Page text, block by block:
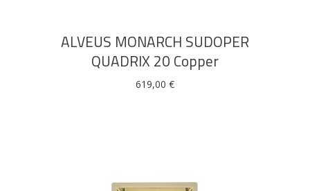
ALVEUS MONARCH SUDOPER
QUADRIX 20 Copper
619,00 €